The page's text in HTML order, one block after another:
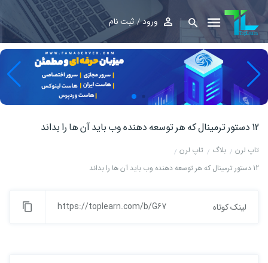
ورود ثبت نام
12 دستور ترمینال که هر توسعه دهنده وب باید آن ها را بداند
تاپ لرن بلاگ
تاپ لرن
12 دستور ترمینال که هر توسعه دهنده وب باید آن ها را بداند
لینک کوتاه https://toplearn.com/b/G67